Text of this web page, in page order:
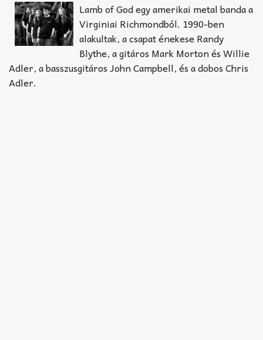
TABok
Lamb of God egy amerikai metal banda a
Virginiai Richmondból. 1990-ben
alakultak, a csapat énekese Randy
Blythe, a gitáros Mark Morton és Willie
Adler, a basszusgitáros John Campbell, és a dobos Chris
Adler.